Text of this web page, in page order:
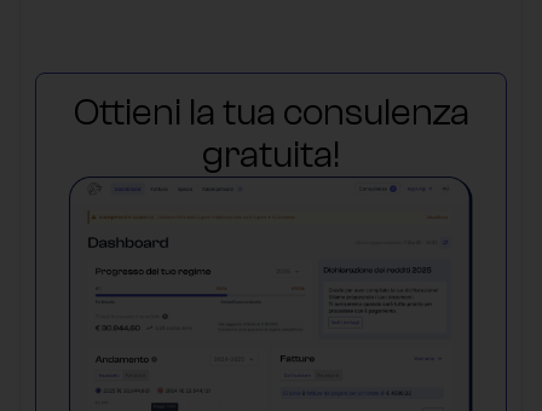
Ottieni la tua consulenza
gratuita!